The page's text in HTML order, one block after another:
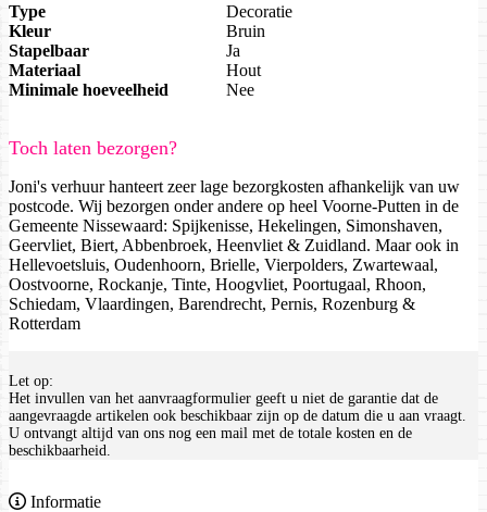
Type
Decoratie
Kleur
Bruin
Stapelbaar
Ja
Materiaal
Hout
Minimale hoeveelheid
Nee
Toch laten bezorgen?
Joni's verhuur hanteert zeer lage bezorgkosten afhankelijk van uw
postcode. Wij bezorgen onder andere op heel Voorne-Putten in de
Gemeente Nissewaard: Spijkenisse, Hekelingen, Simonshaven,
Geervliet, Biert, Abbenbroek, Heenvliet & Zuidland. Maar ook in
Hellevoetsluis, Oudenhoorn, Brielle, Vierpolders, Zwartewaal,
Oostvoorne, Rockanje, Tinte, Hoogvliet, Poortugaal, Rhoon,
Schiedam, Vlaardingen, Barendrecht, Pernis, Rozenburg &
Rotterdam
Let op:
Het invullen van het aanvraagformulier geeft u niet de garantie dat de
aangevraagde artikelen ook beschikbaar zijn op de datum die u aan vraagt.
U ontvangt altijd van ons nog een mail met de totale kosten en de
beschikbaarheid.
Informatie